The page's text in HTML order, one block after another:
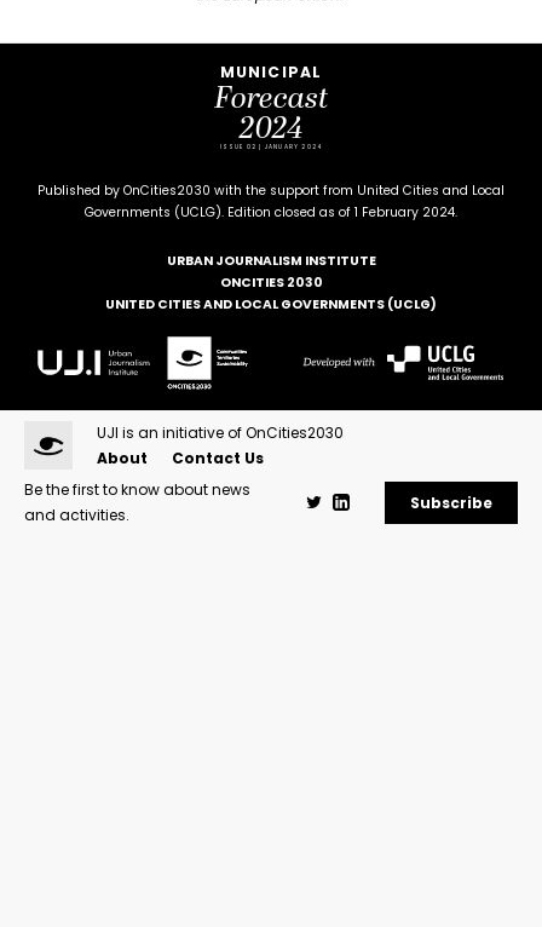
MUNICIPAL
Forecast
2024
ISSUE 02 | JANUARY 2024
Published by OnCities2030 with the support from United Cities and Local
Governments (UCLG). Edition closed as of 1 February 2024.
URBAN JOURNALISM INSTITUTE
ONCITIES 2030
UNITED CITIES AND LOCAL GOVERNMENTS (UCLG)
UJI is an initiative of OnCities2030
About
Contact Us
Be the first to know about news
and activities.
Subscribe